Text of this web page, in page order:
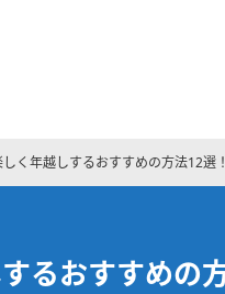
く年越しするおすすめの方法12選！
るおすすめの